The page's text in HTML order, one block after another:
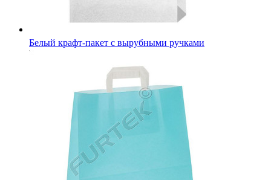
Белый крафт-пакет с вырубными ручками